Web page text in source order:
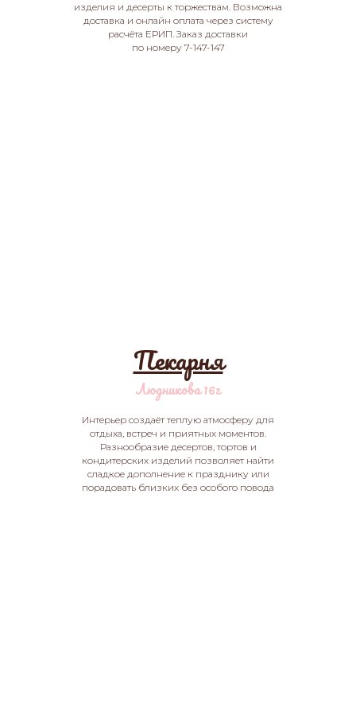
изделия и десерты к торжествам. Возможна
доставка и онлайн оплата через систему
расчёта ЕРИП. Заказ доставки
по номеру 7-147-147
Пекарня
Людникова 16г
Интерьер создаёт теплую атмосферу для
отдыха, встреч и приятных моментов.
Разнообразие десертов, тортов и
кондитерских изделий позволяет найти
сладкое дополнение к празднику или
порадовать близких без особого повода